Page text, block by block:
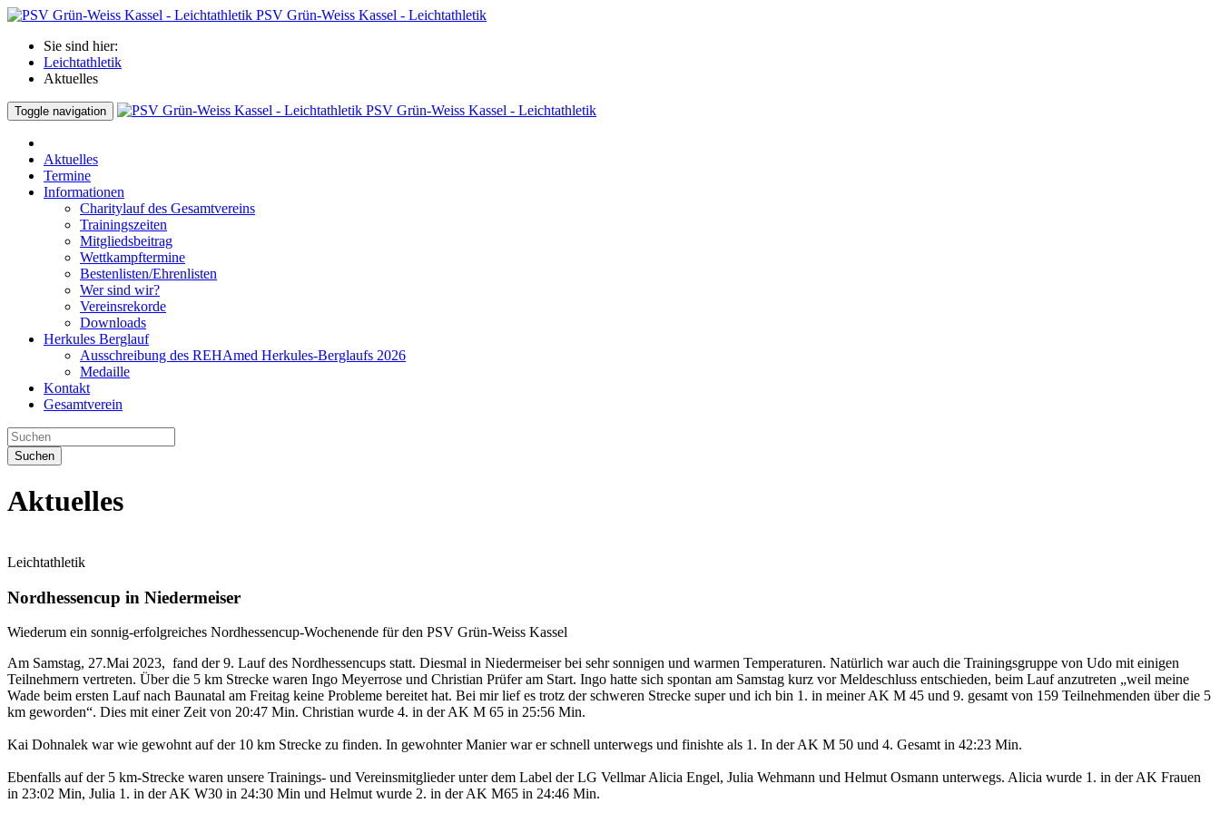
PSV Grün-Weiss Kassel - Leichtathletik
Sie sind hier:
Leichtathletik
Aktuelles
Toggle navigation PSV Grün-Weiss Kassel - Leichtathletik
Aktuelles
Termine
Informationen
Charitylauf des Gesamtvereins
Trainingszeiten
Mitgliedsbeitrag
Wettkampftermine
Bestenlisten/Ehrenlisten
Wer sind wir?
Vereinsrekorde
Downloads
Herkules Berglauf
Ausschreibung des REHAmed Herkules-Berglaufs 2026
Medaille
Kontakt
Gesamtverein
Suchen
Aktuelles
Leichtathletik
Nordhessencup in Niedermeiser
Wiederum ein sonnig-erfolgreiches Nordhessencup-Wochenende für den PSV Grün-Weiss Kassel
Am Samstag, 27.Mai 2023, fand der 9. Lauf des Nordhessencups statt. Diesmal in Niedermeiser bei sehr sonnigen und warmen Temperaturen. Natürlich war auch die Trainingsgruppe von Udo mit einigen
Teilnehmern vertreten. Über die 5 km Strecke waren Ingo Meyerrose und Christian Prüfer am Start. Ingo hatte sich spontan am Samstag kurz vor Meldeschluss entschieden, beim Lauf anzutreten „weil meine
Wade beim ersten Lauf nach Baunatal am Freitag keine Probleme bereitet hat. Bei mir lief es trotz der schweren Strecke super und ich bin 1. in meiner AK M 45 und 9. gesamt von 159 Teilnehmenden über die 5
km geworden“. Dies mit einer Zeit von 20:47 Min. Christian wurde 4. in der AK M 65 in 25:56 Min.
Kai Dohnalek war wie gewohnt auf der 10 km Strecke zu finden. In gewohnter Manier war er schnell unterwegs und finishte als 1. In der AK M 50 und 4. Gesamt in 42:23 Min.
Ebenfalls auf der 5 km-Strecke waren unsere Trainings- und Vereinsmitglieder unter dem Label der LG Vellmar Alicia Engel, Julia Wehmann und Helmut Osmann unterwegs. Alicia wurde 1. in der AK Frauen
in 23:02 Min, Julia 1. in der AK W30 in 24:30 Min und Helmut wurde 2. in der AK M65 in 24:46 Min.